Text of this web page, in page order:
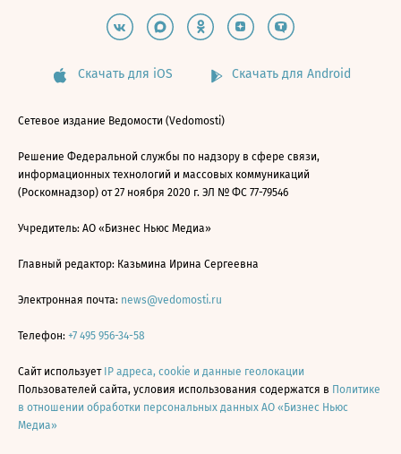
Скачать для iOS Скачать для Android
Сетевое издание Ведомости (Vedomosti)
Решение Федеральной службы по надзору в сфере связи,
информационных технологий и массовых коммуникаций
(Роскомнадзор) от 27 ноября 2020 г. ЭЛ № ФС 77-79546
Учредитель: АО «Бизнес Ньюс Медиа»
Главный редактор: Казьмина Ирина Сергеевна
Электронная почта: news@vedomosti.ru
Телефон: +7 495 956-34-58
Сайт использует IP адреса, cookie и данные геолокации
Пользователей сайта, условия использования содержатся в Политике
в отношении обработки персональных данных АО «Бизнес Ньюс
Медиа»